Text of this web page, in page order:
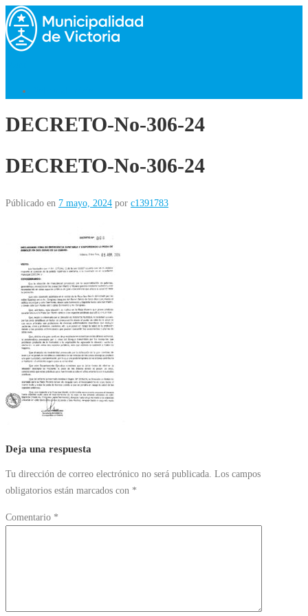
Saltar
al
contenido
DECRETO-No-306-24
DECRETO-No-306-24
Públicado en 7 mayo, 2024 por c1391783
Deja una respuesta
Tu dirección de correo electrónico no será publicada. Los campos
obligatorios están marcados con *
Comentario *